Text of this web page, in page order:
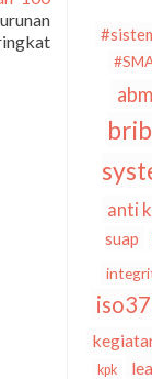
anti
suap
kpk